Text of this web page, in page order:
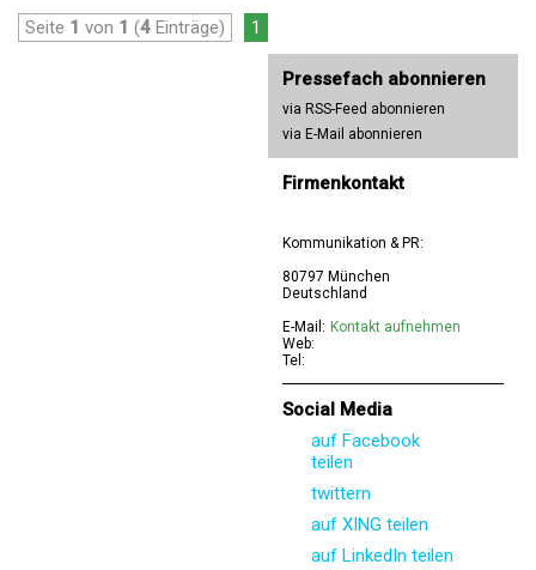
Seite 1 von 1 (4 Einträge) 1
Pressefach abonnieren
via RSS-Feed abonnieren
via E-Mail abonnieren
Firmenkontakt
Kommunikation & PR:
80797 München
Deutschland
E-Mail: Kontakt aufnehmen
Web:
Tel:
Social Media
auf Facebook
teilen
twittern
auf XING teilen
auf LinkedIn teilen